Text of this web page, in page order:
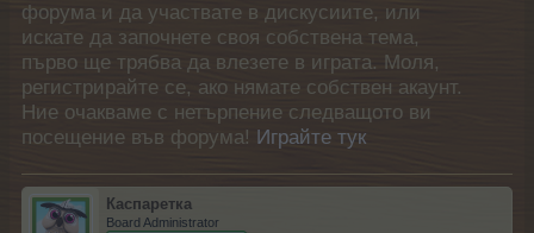
форума и да участвате в дискусиите, или
искате да започнете своя собствена тема,
първо ще трябва да влезете в играта. Моля,
регистрирайте се, ако нямате собствен акаунт.
Ние очакваме с нетърпение следващото ви
посещение във форума! Играйте тук
Каспаретка
Board Administrator